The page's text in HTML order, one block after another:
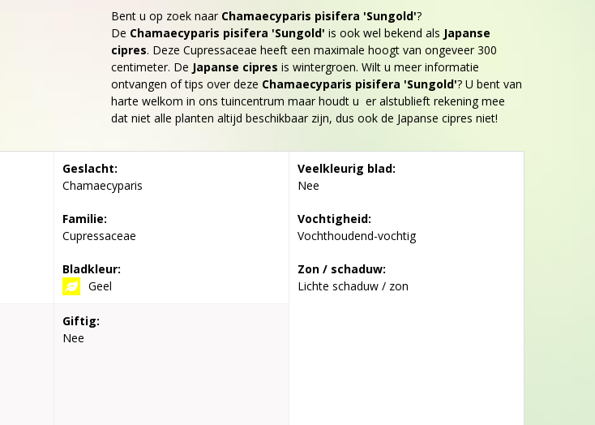
Bent u op zoek naar Chamaecyparis pisifera 'Sungold'?
De Chamaecyparis pisifera 'Sungold' is ook wel bekend als Japanse
cipres. Deze Cupressaceae heeft een maximale hoogt van ongeveer 300
centimeter. De Japanse cipres is wintergroen. Wilt u meer informatie
ontvangen of tips over deze Chamaecyparis pisifera 'Sungold'? U bent van
harte welkom in ons tuincentrum maar houdt u er alstublieft rekening mee
dat niet alle planten altijd beschikbaar zijn, dus ook de Japanse cipres niet!
Geslacht:
Chamaecyparis
Familie:
Cupressaceae
Bladkleur:
Geel
Veelkleurig blad:
Nee
Vochtigheid:
Vochthoudend-vochtig
Zon / schaduw:
Lichte schaduw / zon
Giftig:
Nee